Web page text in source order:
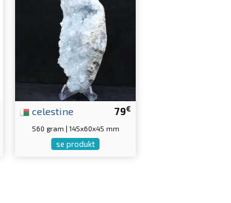
79€
celestine
560 gram | 145x60x45 mm
se produkt